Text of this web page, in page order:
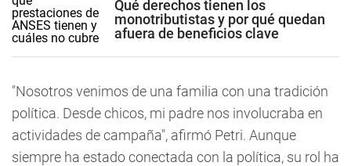
Qué derechos tienen los
monotributistas y por qué quedan
afuera de beneficios clave
"Nosotros venimos de una familia con una tradición
política. Desde chicos, mi padre nos involucraba en
actividades de campaña", afirmó Petri. Aunque
siempre ha estado conectada con la política, su rol ha